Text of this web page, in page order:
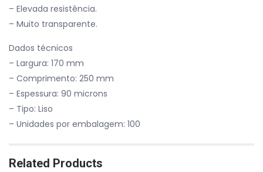
– Elevada resistência.
– Muito transparente.
Dados técnicos
– Largura: 170 mm
– Comprimento: 250 mm
– Espessura: 90 microns
– Tipo: Liso
– Unidades por embalagem: 100
Related Products